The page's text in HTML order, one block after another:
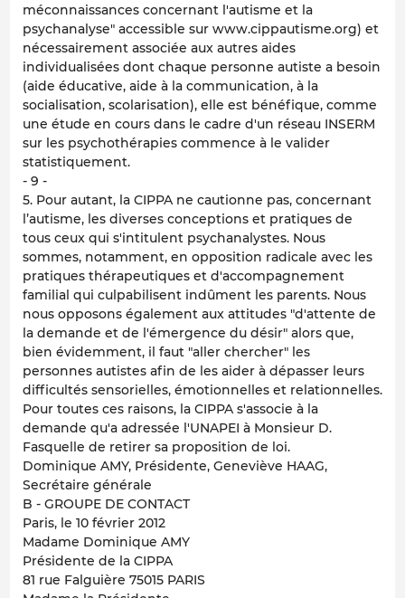
méconnaissances concernant l'autisme et la
psychanalyse" accessible sur www.cippautisme.org) et
nécessairement associée aux autres aides
individualisées dont chaque personne autiste a besoin
(aide éducative, aide à la communication, à la
socialisation, scolarisation), elle est bénéfique, comme
une étude en cours dans le cadre d'un réseau INSERM
sur les psychothérapies commence à le valider
statistiquement.
- 9 -
5. Pour autant, la CIPPA ne cautionne pas, concernant
l’autisme, les diverses conceptions et pratiques de
tous ceux qui s'intitulent psychanalystes. Nous
sommes, notamment, en opposition radicale avec les
pratiques thérapeutiques et d'accompagnement
familial qui culpabilisent indûment les parents. Nous
nous opposons également aux attitudes "d'attente de
la demande et de l'émergence du désir" alors que,
bien évidemment, il faut "aller chercher" les
personnes autistes afin de les aider à dépasser leurs
difficultés sensorielles, émotionnelles et relationnelles.
Pour toutes ces raisons, la CIPPA s'associe à la
demande qu'a adressée l'UNAPEI à Monsieur D.
Fasquelle de retirer sa proposition de loi.
Dominique AMY, Présidente, Geneviève HAAG,
Secrétaire générale
B - GROUPE DE CONTACT
Paris, le 10 février 2012
Madame Dominique AMY
Présidente de la CIPPA
81 rue Falguière 75015 PARIS